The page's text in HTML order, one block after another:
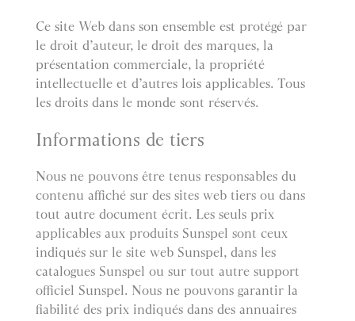
Ce site Web dans son ensemble est protégé par
le droit d’auteur, le droit des marques, la
présentation commerciale, la propriété
intellectuelle et d’autres lois applicables. Tous
les droits dans le monde sont réservés.
Informations de tiers
Nous ne pouvons être tenus responsables du
contenu affiché sur des sites web tiers ou dans
tout autre document écrit. Les seuls prix
applicables aux produits Sunspel sont ceux
indiqués sur le site web Sunspel, dans les
catalogues Sunspel ou sur tout autre support
officiel Sunspel. Nous ne pouvons garantir la
fiabilité des prix indiqués dans des annuaires